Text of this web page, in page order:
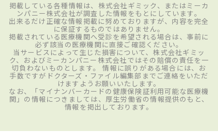
掲載している各種情報は、株式会社ギミック、またはミーカ
ンパニー株式会社が調査した情報をもとにしています。
出来るだけ正確な情報掲載に努めておりますが、内容を完全
に保証するものではありません。
掲載されている医療機関へ受診を希望される場合は、事前に
必ず該当の医療機関に直接ご確認ください。
当サービスによって生じた損害について、株式会社ギミッ
ク、およびミーカンパニー株式会社ではその賠償の責任を一
切負わないものとします。 情報に誤りがある場合には、お
手数ですがドクターズ・ファイル編集部までご連絡をいただ
けますようお願いいたします。
なお、「マイナンバーカードの健康保険証利用可能な医療機
関」の情報につきましては、厚生労働省の情報提供のもと、
情報を掲出しております。